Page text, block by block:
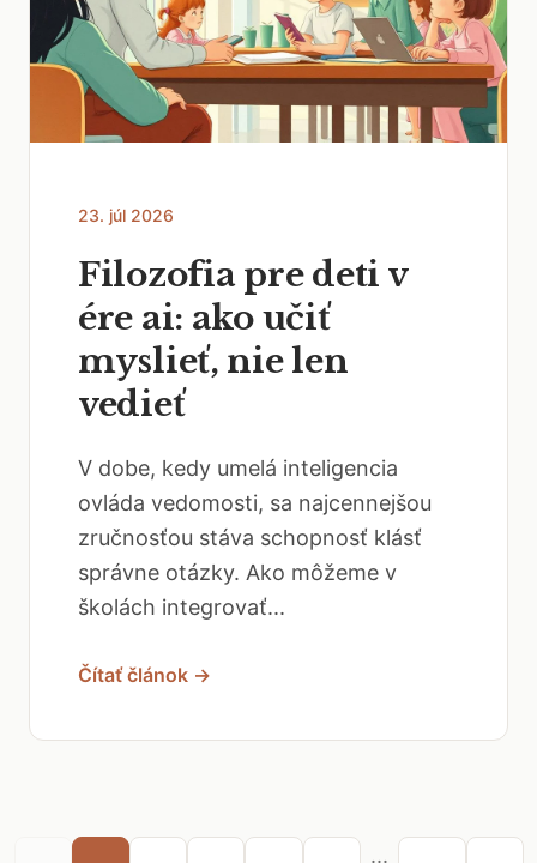
23. júl 2026
Filozofia pre deti v
ére ai: ako učiť
myslieť, nie len
vedieť
V dobe, kedy umelá inteligencia
ovláda vedomosti, sa najcennejšou
zručnosťou stáva schopnosť klásť
správne otázky. Ako môžeme v
školách integrovať...
Čítať článok →
...